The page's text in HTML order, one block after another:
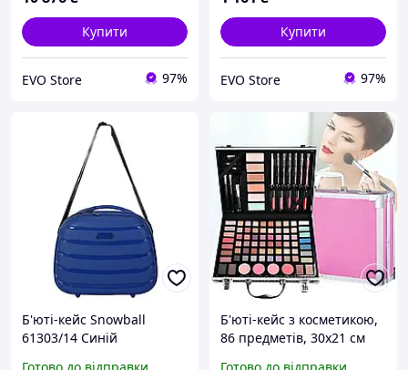
Купити
EVO Store 97%
Купити
EVO Store 97%
Б'юті-кейс Snowball
61303/14 Синій
Б'юті-кейс з косметикою,
86 предметів, 30х21 см